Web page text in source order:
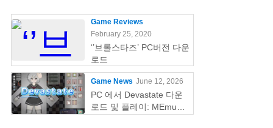
Game Reviews
February 25, 2020
‘’브롤스타즈’ PC버전 다운
로드
Game News June 12, 2026
PC 에서 Devastate 다운
로드 및 플레이: MEmu